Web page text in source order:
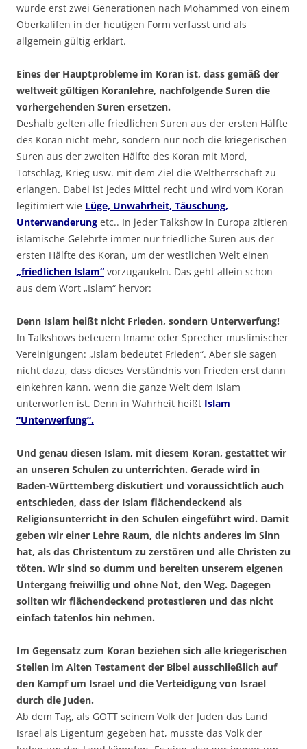
wurde erst zwei Generationen nach Mohammed von einem
Oberkalifen in der heutigen Form verfasst und als
allgemein gültig erklärt.
Eines der Hauptprobleme im Koran ist, dass gemäß der
weltweit gültigen Koranlehre, nachfolgende Suren die
vorhergehenden Suren ersetzen.
Deshalb gelten alle friedlichen Suren aus der ersten Hälfte
des Koran nicht mehr, sondern nur noch die kriegerischen
Suren aus der zweiten Hälfte des Koran mit Mord,
Totschlag, Krieg usw. mit dem Ziel die Weltherrschaft zu
erlangen. Dabei ist jedes Mittel recht und wird vom Koran
legitimiert wie Lüge, Unwahrheit, Täuschung,
Unterwanderung etc.. In jeder Talkshow in Europa zitieren
islamische Gelehrte immer nur friedliche Suren aus der
ersten Hälfte des Koran, um der westlichen Welt einen
„friedlichen Islam“ vorzugaukeln. Das geht allein schon
aus dem Wort „Islam“ hervor:
Denn Islam heißt nicht Frieden, sondern Unterwerfung!
In Talkshows beteuern Imame oder Sprecher muslimischer
Vereinigungen: „Islam bedeutet Frieden“. Aber sie sagen
nicht dazu, dass dieses Verständnis von Frieden erst dann
einkehren kann, wenn die ganze Welt dem Islam
unterworfen ist. Denn in Wahrheit heißt Islam
“Unterwerfung“.
Und genau diesen Islam, mit diesem Koran, gestattet wir
an unseren Schulen zu unterrichten. Gerade wird in
Baden-Württemberg diskutiert und voraussichtlich auch
entschieden, dass der Islam flächendeckend als
Religionsunterricht in den Schulen eingeführt wird. Damit
geben wir einer Lehre Raum, die nichts anderes im Sinn
hat, als das Christentum zu zerstören und alle Christen zu
töten. Wir sind so dumm und bereiten unserem eigenen
Untergang freiwillig und ohne Not, den Weg. Dagegen
sollten wir flächendeckend protestieren und das nicht
einfach tatenlos hin nehmen.
Im Gegensatz zum Koran beziehen sich alle kriegerischen
Stellen im Alten Testament der Bibel ausschließlich auf
den Kampf um Israel und die Verteidigung von Israel
durch die Juden.
Ab dem Tag, als GOTT seinem Volk der Juden das Land
Israel als Eigentum gegeben hat, musste das Volk der